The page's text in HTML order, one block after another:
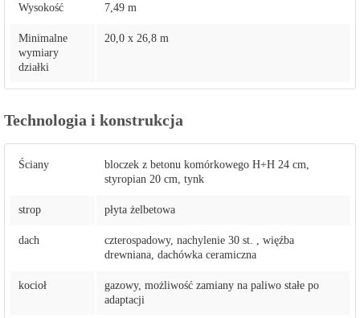
Wysokość 7,49 m
Minimalne
wymiary
działki
20,0 x 26,8 m
Technologia i konstrukcja
Ściany
bloczek z betonu komórkowego H+H 24 cm,
styropian 20 cm, tynk
strop płyta żelbetowa
dach
czterospadowy, nachylenie 30 st. , więźba
drewniana, dachówka ceramiczna
kocioł
gazowy, możliwość zamiany na paliwo stałe po
adaptacji